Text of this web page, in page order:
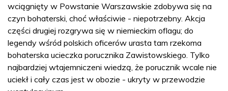
wciągnięty w Powstanie Warszawskie zdobywa się na
czyn bohaterski, choć właściwie - niepotrzebny. Akcja
części drugiej rozgrywa się w niemieckim oflagu; do
legendy wśród polskich oficerów urasta tam rzekoma
bohaterska ucieczka porucznika Zawistowskiego. Tylko
najbardziej wtajemniczeni wiedzą, że porucznik wcale nie
uciekł i cały czas jest w obozie - ukryty w przewodzie